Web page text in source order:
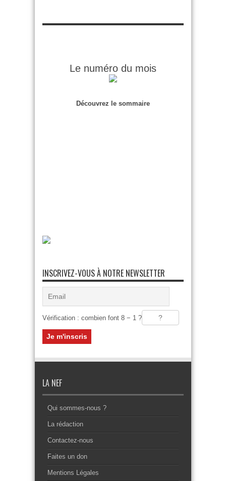
Le numéro du mois
Découvrez le sommaire
INSCRIVEZ-VOUS À NOTRE NEWSLETTER
Vérification : combien font 8 − 1 ?
LA NEF
Qui sommes-nous ?
La rédaction
Contactez-nous
Faites un don
Mentions Légales